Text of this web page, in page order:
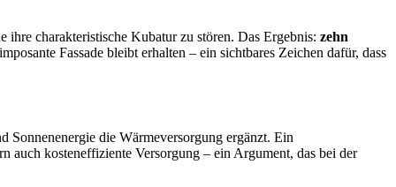
ihre charakteristische Kubatur zu stören. Das Ergebnis: zehn
Fassade bleibt erhalten – ein sichtbares Zeichen dafür, dass
Sonnenenergie die Wärmeversorgung ergänzt. Ein
kosteneffiziente Versorgung – ein Argument, das bei der